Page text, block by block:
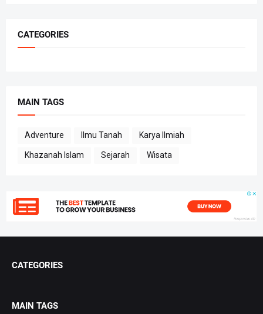
CATEGORIES
MAIN TAGS
Adventure Ilmu Tanah Karya Ilmiah
Khazanah Islam Sejarah Wisata
CATEGORIES
MAIN TAGS